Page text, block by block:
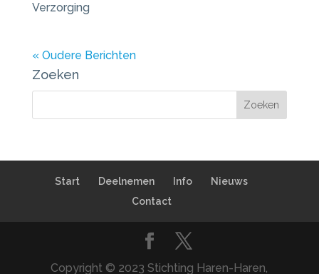
Verzorging
« Oudere Berichten
Zoeken
Start Deelnemen Info
Nieuws
Contact
Copyright © 2023 Stichting Haren-Haren,